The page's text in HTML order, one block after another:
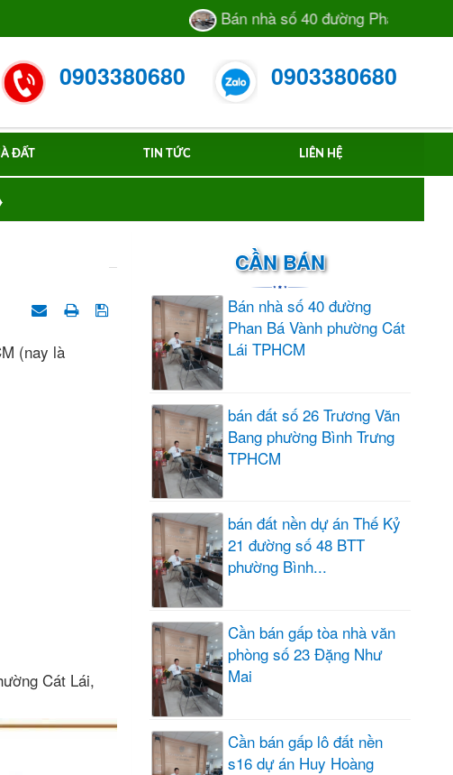
Bán nhà số 40 đường Phan Bá Vành
0903380680 0903380680
ĐẤT TIN TỨC LIÊN HỆ
(nay là
Cát Lái,
CẦN BÁN
Bán nhà số 40 đường
Phan Bá Vành phường Cát
Lái TPHCM
bán đất số 26 Trương Văn
Bang phường Bình Trưng
TPHCM
bán đất nền dự án Thế Kỷ
21 đường số 48 BTT
phường Bình...
Cần bán gấp tòa nhà văn
phòng số 23 Đặng Như
Mai
Cần bán gấp lô đất nền
s16 dự án Huy Hoàng